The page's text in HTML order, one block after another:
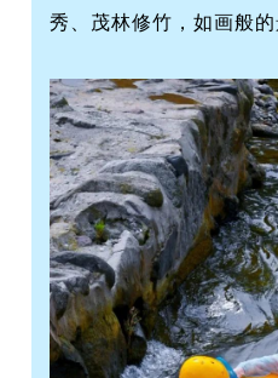
秀、茂林修竹，如画般的